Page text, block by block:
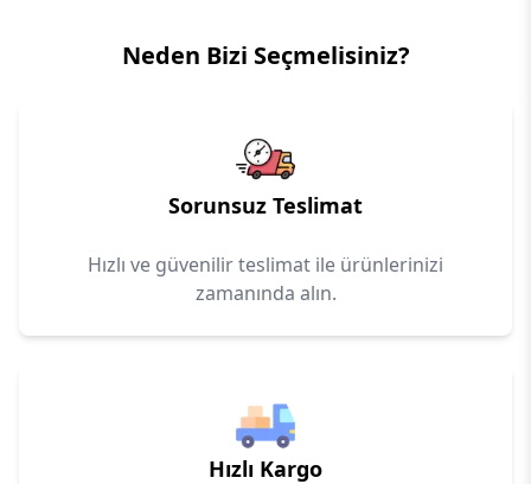
Neden Bizi Seçmelisiniz?
Sorunsuz Teslimat
Hızlı ve güvenilir teslimat ile ürünlerinizi
zamanında alın.
Hızlı Kargo